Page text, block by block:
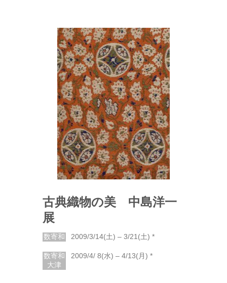
古典織物の美 中島洋一
展
数寄和 2009/3/14(土) – 3/21(土) *
数寄和
大津
2009/4/ 8(水) – 4/13(月) *